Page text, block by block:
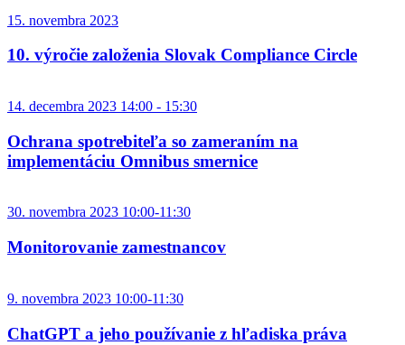
15. novembra 2023
10. výročie založenia Slovak Compliance Circle
14. decembra 2023 14:00 - 15:30
Ochrana spotrebiteľa so zameraním na
implementáciu Omnibus smernice
30. novembra 2023 10:00-11:30
Monitorovanie zamestnancov
9. novembra 2023 10:00-11:30
ChatGPT a jeho používanie z hľadiska práva